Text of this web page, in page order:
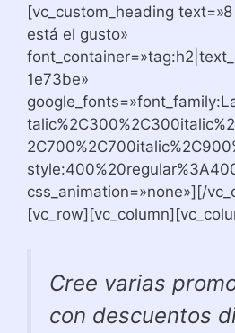
[vc_custom_heading
está el gusto»
1e73be»
css_animation=»none»][/
Cree varias
con descuentos